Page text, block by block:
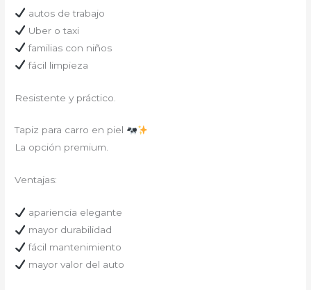
autos de trabajo
Uber o taxi
familias con niños
fácil limpieza
Resistente y práctico.
Tapiz para carro en piel
La opción premium.
Ventajas:
apariencia elegante
mayor durabilidad
fácil mantenimiento
mayor valor del auto